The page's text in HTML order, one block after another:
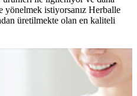
yönelmek istiyorsanız Herballe
üretilmekte olan en kaliteli